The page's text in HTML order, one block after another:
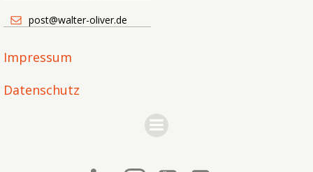
post@walter-oliver.de
Impressum
Datenschutz